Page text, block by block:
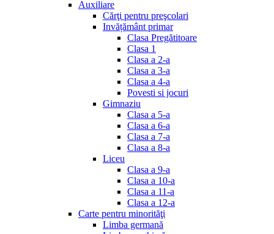
Auxiliare
Cărţi pentru preşcolari
Invățământ primar
Clasa Pregătitoare
Clasa 1
Clasa a 2-a
Clasa a 3-a
Clasa a 4-a
Povesti si jocuri
Gimnaziu
Clasa a 5-a
Clasa a 6-a
Clasa a 7-a
Clasa a 8-a
Liceu
Clasa a 9-a
Clasa a 10-a
Clasa a 11-a
Clasa a 12-a
Carte pentru minorităţi
Limba germană